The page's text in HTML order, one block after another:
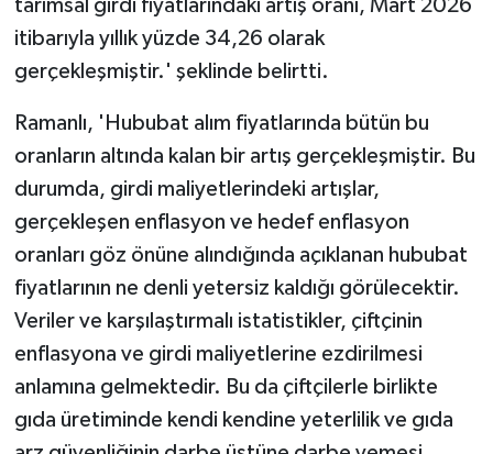
tarımsal girdi fiyatlarındaki artış oranı, Mart 2026
itibarıyla yıllık yüzde 34,26 olarak
gerçekleşmiştir.' şeklinde belirtti.
Ramanlı, 'Hububat alım fiyatlarında bütün bu
oranların altında kalan bir artış gerçekleşmiştir. Bu
durumda, girdi maliyetlerindeki artışlar,
gerçekleşen enflasyon ve hedef enflasyon
oranları göz önüne alındığında açıklanan hububat
fiyatlarının ne denli yetersiz kaldığı görülecektir.
Veriler ve karşılaştırmalı istatistikler, çiftçinin
enflasyona ve girdi maliyetlerine ezdirilmesi
anlamına gelmektedir. Bu da çiftçilerle birlikte
gıda üretiminde kendi kendine yeterlilik ve gıda